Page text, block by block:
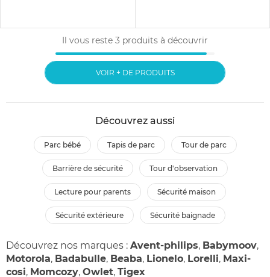
Il vous reste 3 produits à découvrir
VOIR + DE PRODUITS
Découvrez aussi
parc bébé tapis de parc tour de parc
barrière de sécurité tour d'observation
lecture pour parents sécurité maison
sécurité extérieure sécurité baignade
Découvrez nos marques : Avent-philips, Babymoov,
Motorola, Badabulle, Beaba, Lionelo, Lorelli, Maxi-
cosi, Momcozy, Owlet, Tigex